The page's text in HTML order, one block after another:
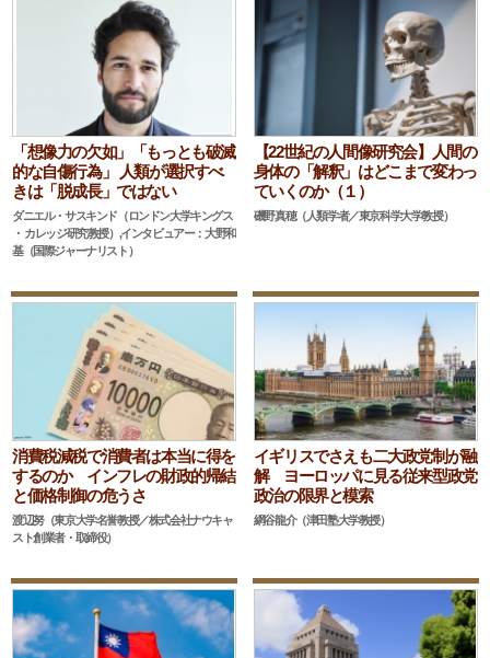
「想像力の欠如」「もっとも破滅
的な自傷行為」 人類が選択すべ
きは「脱成長」ではない
ダニエル・サスキンド（ロンドン大学キングス
・ カレッジ研究教授）,インタビュアー：大野和
基（国際ジャーナリスト）
【22世紀の人間像研究会】人間の
身体の「解釈」はどこまで変わっ
ていくのか（１）
磯野真穂（人類学者／東京科学大学教授）
消費税減税で消費者は本当に得を
するのか インフレの財政的帰結
と価格制御の危うさ
渡辺努（東京大学名誉教授／株式会社ナウキャ
スト創業者・取締役）
イギリスでさえも二大政党制が融
解 ヨーロッパに見る従来型政党
政治の限界と模索
網谷龍介（津田塾大学教授）